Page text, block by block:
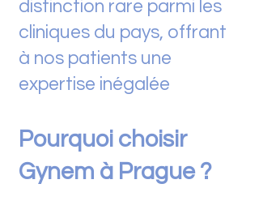
distinction rare parmi les
cliniques du pays, offrant
à nos patients une
expertise inégalée
Pourquoi choisir
Gynem à Prague ?